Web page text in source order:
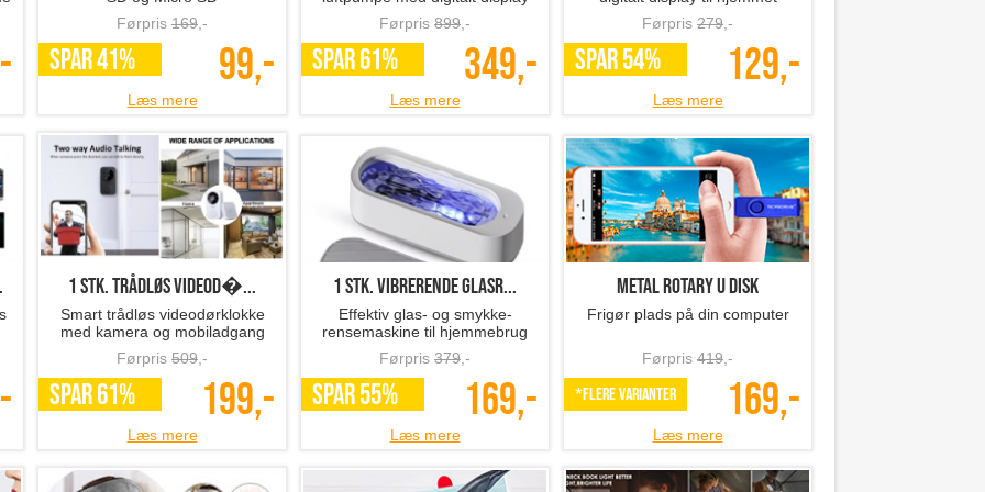
Førpris 169 ,-
SPAR 41% 99,-
Læs mere
Førpris 899 ,-
SPAR 61% 349,-
Læs mere
Førpris 279 ,-
SPAR 54% 129,-
Læs mere
1 stk. trådløs videod�...
Smart trådløs videodørklokke
med kamera og mobiladgang
Førpris 509 ,-
SPAR 61% 199,-
Læs mere
1 stk. vibrerende glasr...
Effektiv glas- og smykke-
rensemaskine til hjemmebrug
Førpris 379 ,-
SPAR 55% 169,-
Læs mere
Metal Rotary U Disk
Frigør plads på din computer
Førpris 419 ,-
*Flere varianter 169,-
Læs mere